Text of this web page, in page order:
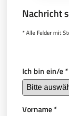
Nachricht
* Alle Felder mit
Ich bin ein/e *
Vorname *
Sie